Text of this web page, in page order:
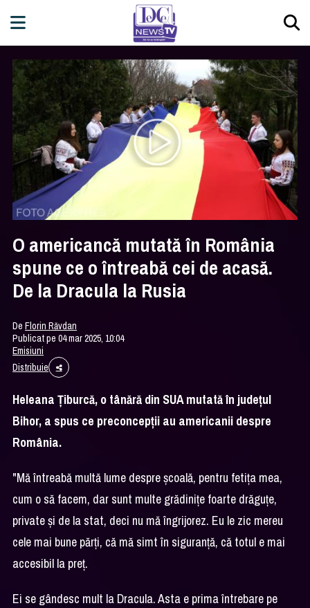
O americancă mutată în România
spune ce o întreabă cei de acasă.
De la Dracula la Rusia
DeFlorin Răvdan
Publicat pe 04 mar 2025, 10:04
Emisiuni
Distribuie
Heleana Ţiburcă, o tânără din SUA mutată în judeţul
Bihor, a spus ce preconcepţii au americanii despre
România.
"Mă întreabă multă lume despre şcoală, pentru fetiţa mea,
cum o să facem, dar sunt multe grădiniţe foarte drăguţe,
private şi de la stat, deci nu mă îngrijorez. Eu le zic mereu
cele mai bune părţi, că mă simt în siguranţă, că totul e mai
accesibil la preţ.
Ei se gândesc mult la Dracula. Asta e prima întrebare pe